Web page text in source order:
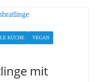
KÜCHE VEGAN
mit